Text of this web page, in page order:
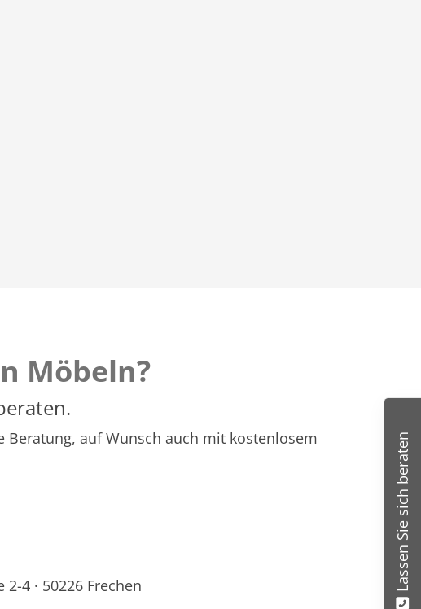
Möbeln?
auf Wunsch auch mit kostenlosem
2-4 · 50226 Frechen
Lassen Sie sich beraten